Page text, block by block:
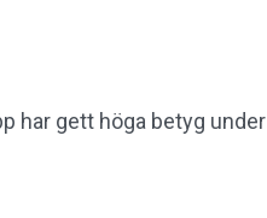
har gett höga betyg under